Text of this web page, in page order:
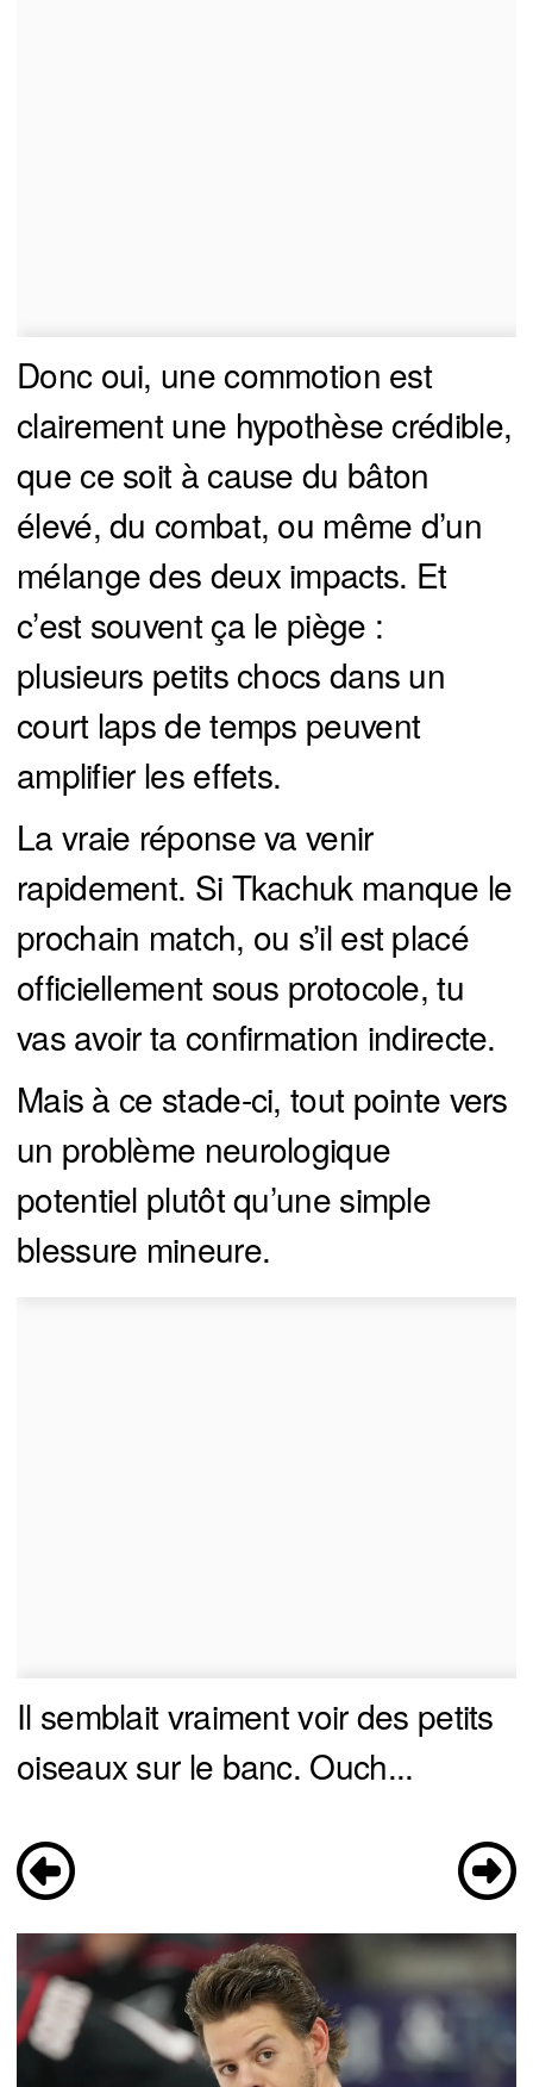
Donc oui, une commotion est
clairement une hypothèse crédible,
que ce soit à cause du bâton
élevé, du combat, ou même d’un
mélange des deux impacts. Et
c’est souvent ça le piège :
plusieurs petits chocs dans un
court laps de temps peuvent
amplifier les effets.
La vraie réponse va venir
rapidement. Si Tkachuk manque le
prochain match, ou s’il est placé
officiellement sous protocole, tu
vas avoir ta confirmation indirecte.
Mais à ce stade-ci, tout pointe vers
un problème neurologique
potentiel plutôt qu’une simple
blessure mineure.
Il semblait vraiment voir des petits
oiseaux sur le banc. Ouch...